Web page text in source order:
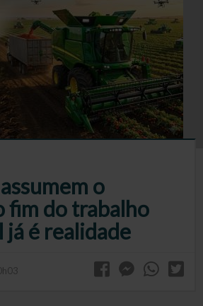
o
fim do trabalho
é realidade